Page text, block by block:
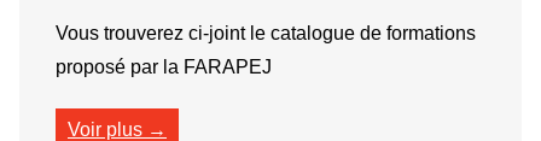
Vous trouverez ci-joint le catalogue de formations
proposé par la FARAPEJ
Voir plus →